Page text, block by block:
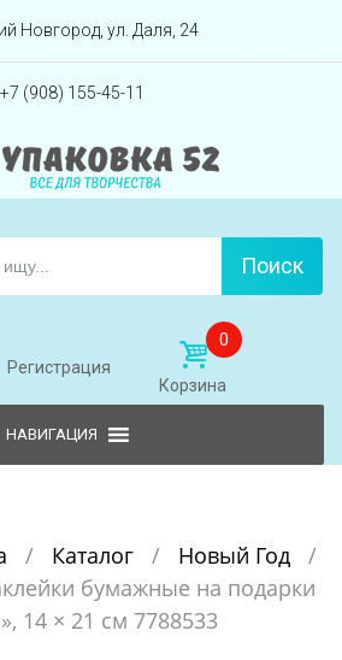
Перейти вниз
Новгород, ул. Даля, 24
+7 (908) 155-45-11
Поиск
Регистрация
0
Корзина
/ Каталог / Новый Год
/
бумажные на подарки
14 × 21 см 7788533